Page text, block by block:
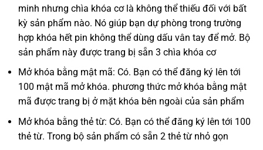
minh nhưng chìa khóa cơ là không thể thiếu đối với bất
kỳ sản phẩm nào. Nó giúp bạn dự phòng trong trường
hợp khóa hết pin không thể dùng dấu vân tay để mở. Bộ
sản phẩm này được trang bị sẵn 3 chìa khóa cơ
Mở khóa bằng mật mã: Có. Bạn có thể đăng ký lên tới
100 mật mã mở khóa. phương thức mở khóa bằng mật
mã được trang bị ở mặt khóa bên ngoài của sản phẩm
Mở khóa bằng thẻ từ: Có. Bạn có thể đăng ký lên tới 100
thẻ từ. Trong bộ sản phẩm có sẵn 2 thẻ từ nhỏ gọn